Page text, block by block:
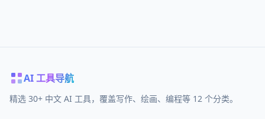
AI 工具导航
精选 30+ 中文 AI 工具，覆盖写作、绘画、编程等 12 个分类。